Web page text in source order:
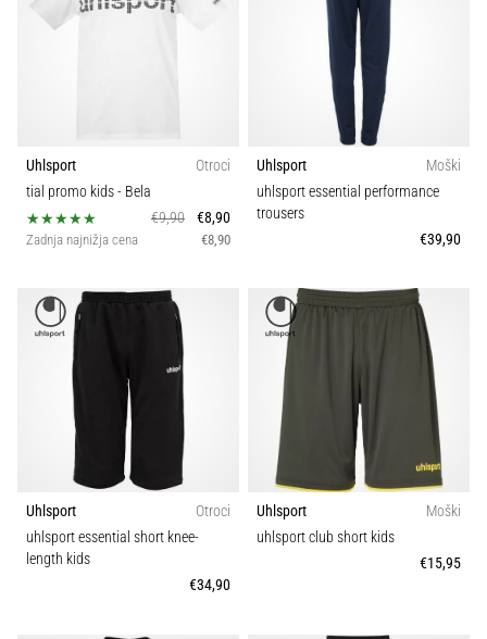
Uhlsport
Otroci
tial promo kids- Bela
€9,90
€8,90
Zadnja najnižja cena €8,90
Uhlsport
Moški
uhlsport essential performance
trousers
€39,90
Uhlsport
Otroci
uhlsport essential short knee-
length kids
€34,90
Uhlsport
Moški
uhlsport club short kids
€15,95